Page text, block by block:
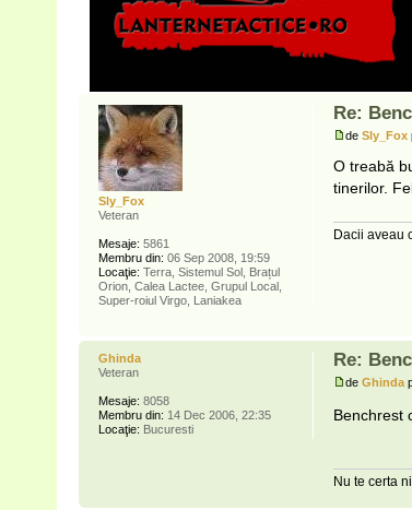
Re:
de Sly_Fox
O treabă
tinerilor.
Dacii aveau
Sly_Fox
Veteran
Mesaje: 5861
Membru din: 06 Sep 2008, 19:59
Locaţie: Terra, Sistemul Sol, Brațul
Orion, Calea Lactee, Grupul Local,
Super-roiul Virgo, Laniakea
Re:
de Ghinda
Benchrest
Nu te certa
Ghinda
Veteran
Mesaje: 8058
Membru din: 14 Dec 2006, 22:35
Locaţie: Bucuresti